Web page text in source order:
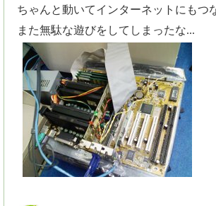
ちゃんと動いてインターネットにもつ
また無駄な遊びをしてしまったな...